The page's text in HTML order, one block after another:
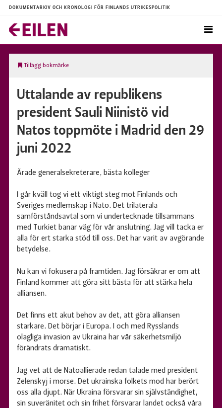
DOKUMENTARKIV OCH KRONOLOGI FÖR FINLANDS UTRIKESPOLITIK
Tillägg bokmärke
Uttalande av republikens
president Sauli Niinistö vid
Natos toppmöte i Madrid den 29
juni 2022
Ärade generalsekreterare, bästa kolleger
I går kväll tog vi ett viktigt steg mot Finlands och
Sveriges medlemskap i Nato. Det trilaterala
samförståndsavtal som vi undertecknade tillsammans
med Turkiet banar väg för vår anslutning. Jag vill tacka er
alla för ert starka stöd till oss. Det har varit av avgörande
betydelse.
Nu kan vi fokusera på framtiden. Jag försäkrar er om att
Finland kommer att göra sitt bästa för att stärka hela
alliansen.
Det finns ett akut behov av det, att göra alliansen
starkare. Det börjar i Europa. I och med Rysslands
olagliga invasion av Ukraina har vår säkerhetsmiljö
förändrats dramatiskt.
Jag vet att de Natoallierade redan talade med president
Zelenskyj i morse. Det ukrainska folkets mod har berört
oss alla djupt. När Ukraina försvarar sin självständighet,
sin suveränitet och sin frihet försvarar landet också våra